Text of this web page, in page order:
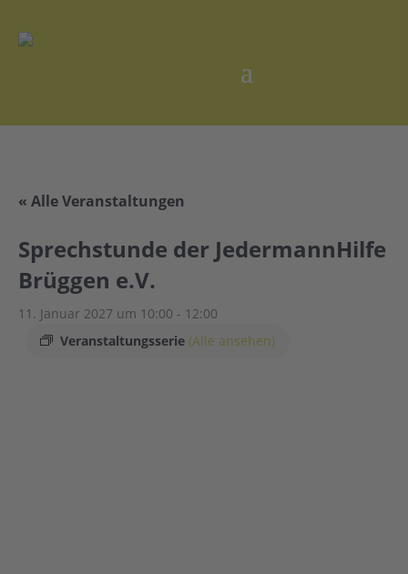
« Alle Veranstaltungen
Sprechstunde der JedermannHilfe
Brüggen e.V.
11. Januar 2027 um 10:00 - 12:00
Veranstaltungsserie (Alle ansehen)